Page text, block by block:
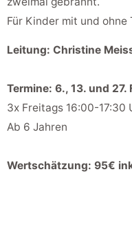
Für Kinder mit und
Leitung: Christine
Termine: 6., 13. und 27.
3x Freitags 16:00-17:30
Ab 6 Jahren
Wertschätzung: 95€